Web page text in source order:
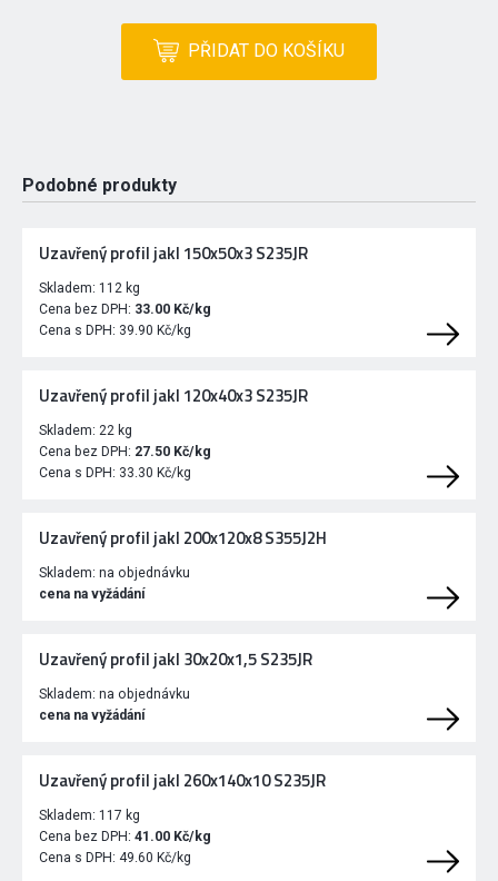
PŘIDAT DO KOŠÍKU
Podobné produkty
Uzavřený profil jakl 150x50x3 S235JR
Skladem: 112 kg
Cena bez DPH: 33.00 Kč/kg
Cena s DPH: 39.90 Kč/kg
Uzavřený profil jakl 120x40x3 S235JR
Skladem: 22 kg
Cena bez DPH: 27.50 Kč/kg
Cena s DPH: 33.30 Kč/kg
Uzavřený profil jakl 200x120x8 S355J2H
Skladem: na objednávku
cena na vyžádání
Uzavřený profil jakl 30x20x1,5 S235JR
Skladem: na objednávku
cena na vyžádání
Uzavřený profil jakl 260x140x10 S235JR
Skladem: 117 kg
Cena bez DPH: 41.00 Kč/kg
Cena s DPH: 49.60 Kč/kg